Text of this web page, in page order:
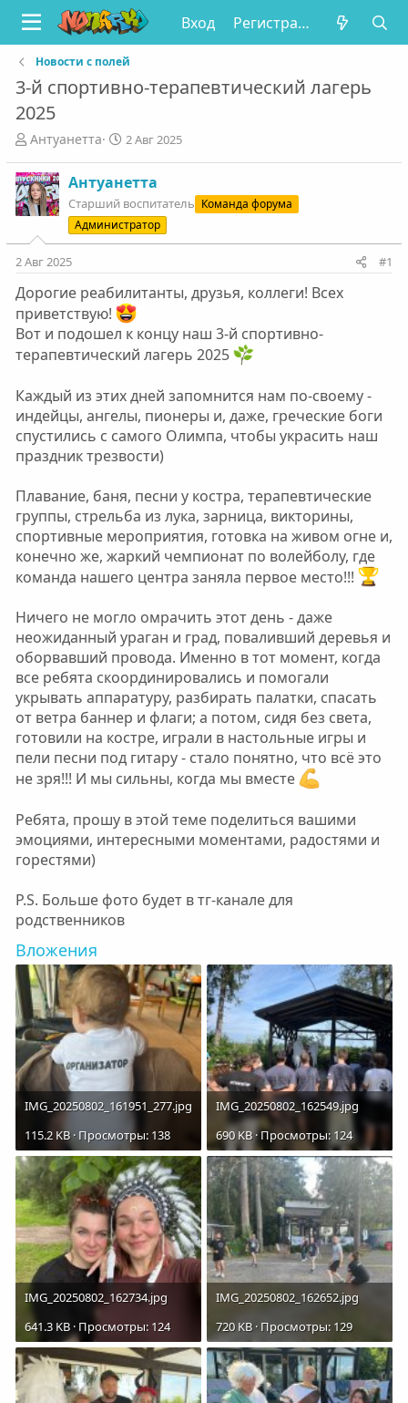
Вход Регистрация
Новости с полей
3-й спортивно-терапевтический лагерь
2025
А
т
о
р
е
м
Антуанетта
Д
а
н
а
ч
а
2 Авг 2025
Антуанетта
Старший воспитатель Команда форума
Администратор
2 Авг 2025 #1
Дорогие реабилитанты, друзья, коллеги! Всех
приветствую!
Вот и подошел к концу наш 3-й спортивно-
терапевтический лагерь 2025
Каждый из этих дней запомнится нам по-своему -
индейцы, ангелы, пионеры и, даже, греческие боги
спустились с самого Олимпа, чтобы украсить наш
праздник трезвости)
Плавание, баня, песни у костра, терапевтические
группы, стрельба из лука, зарница, викторины,
спортивные мероприятия, готовка на живом огне и,
конечно же, жаркий чемпионат по волейболу, где
команда нашего центра заняла первое место!!!
Ничего не могло омрачить этот день - даже
неожиданный ураган и град, поваливший деревья и
оборвавший провода. Именно в тот момент, когда
все ребята скоординировались и помогали
укрывать аппаратуру, разбирать палатки, спасать
от ветра баннер и флаги; а потом, сидя без света,
готовили на костре, играли в настольные игры и
пели песни под гитару - стало понятно, что всë это
не зря!!! И мы сильны, когда мы вместе
Ребята, прошу в этой теме поделиться вашими
эмоциями, интересными моментами, радостями и
горестями)
P.S. Больше фото будет в тг-канале для
родственников
Вложения
IMG_20250802_161951_277.jpg
115.2 KB · Просмотры: 138
IMG_20250802_162549.jpg
690 KB · Просмотры: 124
IMG_20250802_162734.jpg
641.3 KB · Просмотры: 124
IMG_20250802_162652.jpg
720 KB · Просмотры: 129